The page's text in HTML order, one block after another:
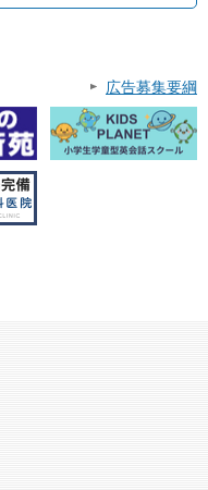
広告募集要綱